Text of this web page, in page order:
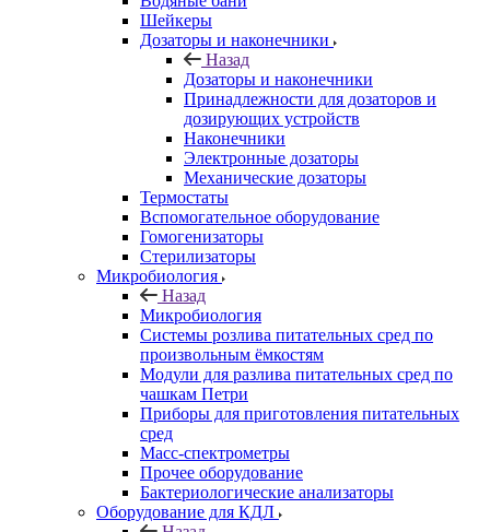
Шейкеры
Дозаторы и наконечники
Назад
Дозаторы и наконечники
Принадлежности для дозаторов и
дозирующих устройств
Наконечники
Электронные дозаторы
Механические дозаторы
Термостаты
Вспомогательное оборудование
Гомогенизаторы
Стерилизаторы
Микробиология
Назад
Микробиология
Системы розлива питательных сред по
произвольным ёмкостям
Модули для разлива питательных сред по
чашкам Петри
Приборы для приготовления питательных
сред
Масс-спектрометры
Прочее оборудование
Бактериологические анализаторы
Оборудование для КДЛ